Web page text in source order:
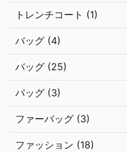
トレンチコート (1)
バッグ (4)
バッグ (25)
バッグ (3)
ファーバッグ (3)
ファッション (18)